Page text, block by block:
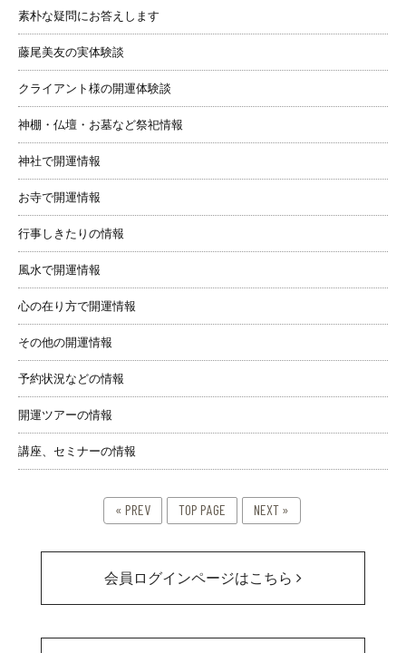
素朴な疑問にお答えします
藤尾美友の実体験談
クライアント様の開運体験談
神棚・仏壇・お墓など祭祀情報
神社で開運情報
お寺で開運情報
行事しきたりの情報
風水で開運情報
心の在り方で開運情報
その他の開運情報
予約状況などの情報
開運ツアーの情報
講座、セミナーの情報
« PREV TOP PAGE NEXT »
会員ログインページはこちら